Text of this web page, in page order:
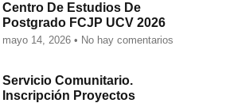
Centro De Estudios De
Postgrado FCJP UCV 2026
mayo 14, 2026 No hay comentarios
Servicio Comunitario.
Inscripción Proyectos